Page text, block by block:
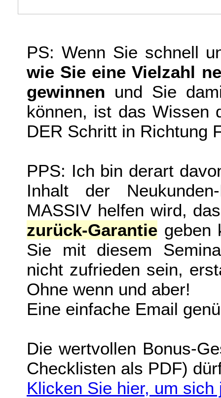
PS: Wenn Sie schnell
wie Sie eine Vielzahl
gewinnen und Sie
können, ist das Wissen
DER Schritt in Richtung
PPS: Ich bin derart
Inhalt der
MASSIV helfen wird,
zurück-Garantie geben
Sie mit diesem
nicht zufrieden sein,
Ohne wenn und aber!
Eine einfache Email
Die wertvollen Bonus-
Checklisten als PDF)
Klicken Sie hier, um